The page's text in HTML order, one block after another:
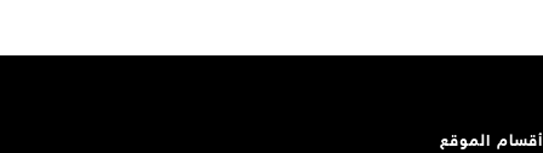
أقسام الموقع